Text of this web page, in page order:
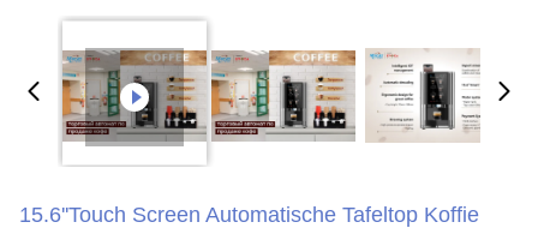
15.6''Touch Screen Automatische Tafeltop Koffie